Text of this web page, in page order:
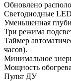
Обновлено
Светодиодные
Уменьшенная
Три режима
Таймер
часов).
Минимальное
Мощность
Пульт ДУ